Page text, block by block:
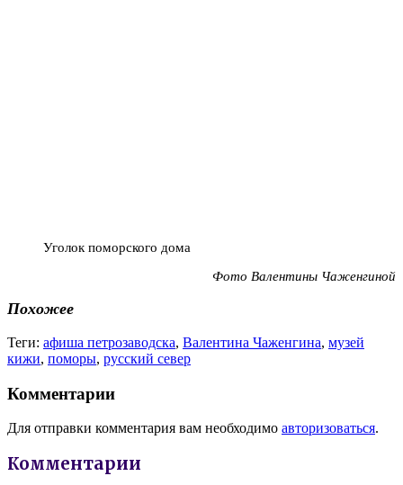
Уголок поморского дома
Фото Валентины Чаженгиной
Похожее
Теги: афиша петрозаводска, Валентина Чаженгина, музей
кижи, поморы, русский север
Комментарии
Для отправки комментария вам необходимо авторизоваться.
Комментарии